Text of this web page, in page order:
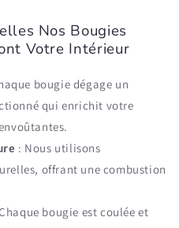
Nos Bougies
Votre Intérieur
bougie dégage un
qui enrichit votre
: Nous utilisons
offrant une combustion
bougie est coulée et